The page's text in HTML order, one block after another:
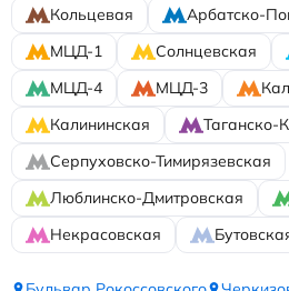
Кольцевая
Арбатско-
МЦД-1
Солнцевская
МЦД-4
МЦД-3
Калининская
Таганско-
Серпуховско-Тимирязевская
Люблинско-Дмитровская
Некрасовская